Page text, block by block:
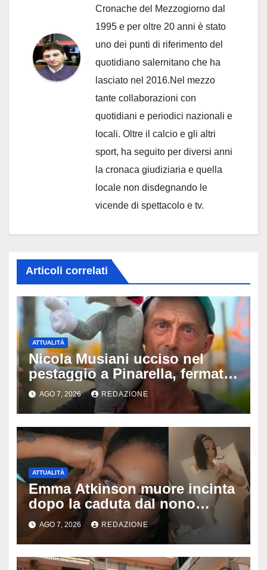
Cronache del Mezzogiorno dal
1995 e per oltre 20 anni è stato
uno dei punti di riferimento del
quotidiano salernitano che ha
lasciato nel 2016.Nel mezzo
tante collaborazioni con
quotidiani e periodici nazionali e
locali. Oltre il calcio e gli altri
sport, ha seguito per diversi anni
la cronaca giudiziaria e quella
locale non disdegnando le
vicende di spettacolo e tv.
Articoli correlati
ATTUALITÀ
Nicola Musiani ucciso nel
pestaggio a Pinarella, fermati
quattro giovani: la svolta
dopo video, intercettazioni e
pedinamenti
AGO 7, 2026 REDAZIONE
ATTUALITÀ
Emma Atkinson muore incinta
dopo la caduta dal nono
piano: la figlia nasce 30 minuti
dopo e sta bene
AGO 7, 2026 REDAZIONE